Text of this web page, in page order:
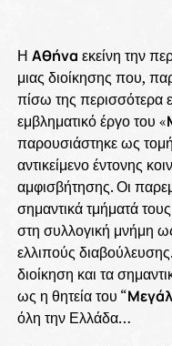
Η Αθήνα εκείνη την
μιας διοίκησης που,
πίσω της περισσότερα
εμβληματικό έργο του «
παρουσιάστηκε ως τομή
αντικείμενο έντονης
αμφισβήτησης. Οι
σημαντικά τμήματά
στη συλλογική μνήμη
ελλιπούς
διοίκηση και τα
ως η θητεία του “
όλη την Ελλάδα…